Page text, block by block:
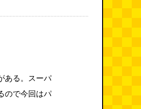
ある。スーパ
ので今回はパ